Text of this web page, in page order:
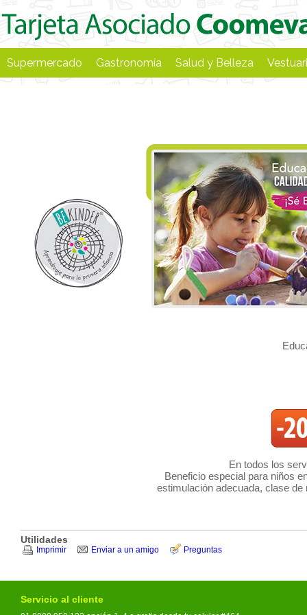
Supermercado Gastronomía Salud y Belleza
En todos los
Beneficio especial para niños
estimulación adecuada, clase
Utilidades
Imprimir Enviar a un amigo Preguntas
Servicio al cliente